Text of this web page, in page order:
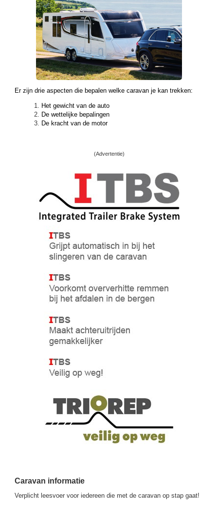
Er zijn drie aspecten die bepalen welke caravan je kan trekken:
Het gewicht van de auto
De wettelijke bepalingen
De kracht van de motor
(Advertentie)
Caravan informatie
Verplicht leesvoer voor iedereen die met de caravan op stap gaat!